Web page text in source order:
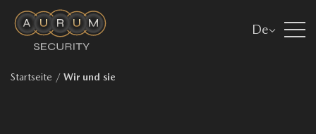
De
Startseite / Wir und sie